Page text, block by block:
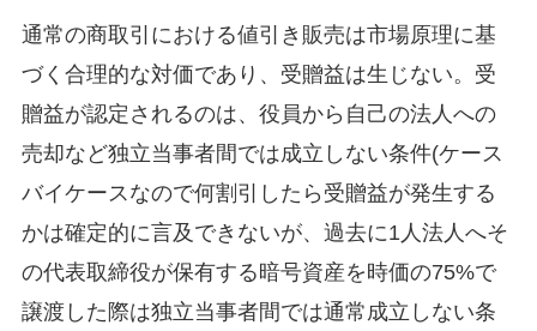
通常の商取引における値引き販売は市場原理に基
づく合理的な対価であり、受贈益は生じない。受
贈益が認定されるのは、役員から自己の法人への
売却など独立当事者間では成立しない条件(ケース
バイケースなので何割引したら受贈益が発生する
かは確定的に言及できないが、過去に1人法人へそ
の代表取締役が保有する暗号資産を時価の75%で
譲渡した際は独立当事者間では通常成立しない条